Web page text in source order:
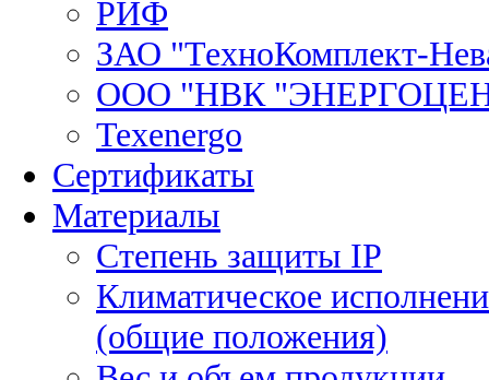
РИФ
ЗАО "ТехноКомплект-
ООО "НВК
Texenergo
Сертификаты
Материалы
Степень защиты IP
Климатическое
(общие положения)